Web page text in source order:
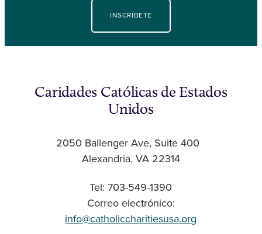
INSCRÍBETE
Caridades Católicas de Estados
Unidos
2050 Ballenger Ave, Suite 400
Alexandria, VA 22314
Tel: 703-549-1390
Correo electrónico:
info@catholiccharitiesusa.org